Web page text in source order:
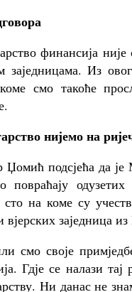
финансија
заједницама. Из
смо такоће
нијемо на
Џомић подсјећа да
повраћају
сто на коме су
вјерских заједница
смо своје
Гдје се налази
Ни данас не